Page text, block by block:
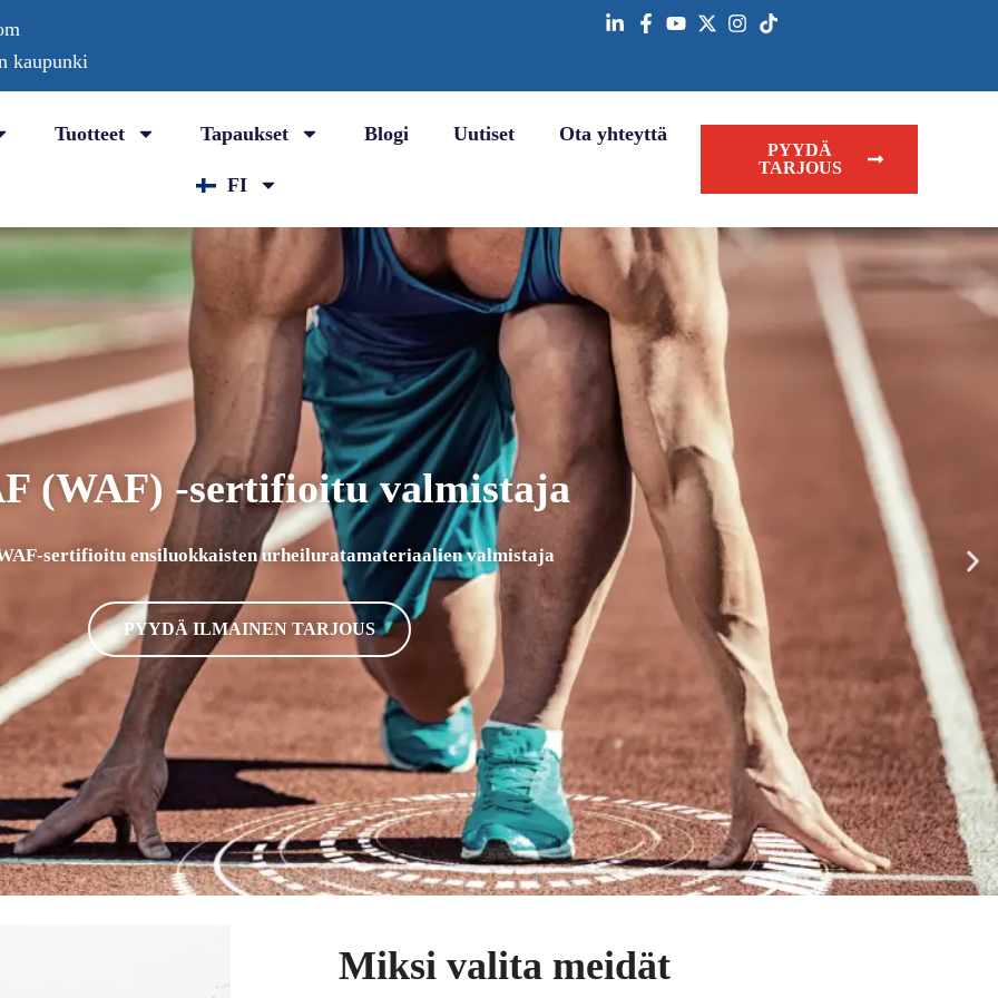
kaupunki
Tuotteet Tapaukset Blogi Uutiset Ota yhteyttä
FI
PYYDÄ
TARJOUS
(WAF) -sertifioitu valmistaja
sertifioitu ensiluokkaisten urheiluratamateriaalien valmistaja
PYYDÄ ILMAINEN TARJOUS
Miksi valita meidät